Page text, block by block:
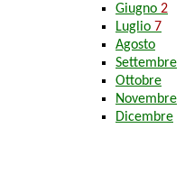
Giugno 2
Luglio 7
Agosto
Settembre
Ottobre
Novembre
Dicembre